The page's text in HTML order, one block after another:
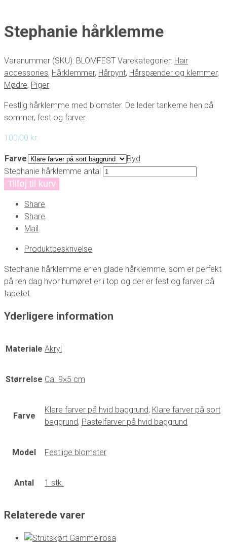
Stephanie hårklemme
Varenummer (SKU): BLOMFEST Varekategorier: Hair
accessories, Hårklemmer, Hårpynt, Hårspænder og klemmer,
Mødre, Piger
Festlig hårklemme med blomster. De leder tankerne hen på
sommer, fest og farver.
100,00 kr.
Farve
Ryd
Stephanie hårklemme antal
Tilføj til kurv
Share
Share
Mail
Produktbeskrivelse
Stephanie hårklemme er en glade hårklemme, som er perfekt
på ren dag hvor humøret er i top og der er fest og farver på
tapetet.
Yderligere information
Materiale Akryl
Størrelse Ca. 9×5 cm
Farve
Klare farver på hvid baggrund, Klare farver på sort
baggrund, Pastelfarver på hvid baggrund
Model Festlige blomster
Antal 1 stk.
Relaterede varer